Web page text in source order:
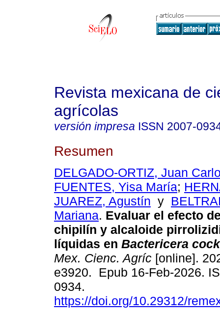
Revista mexicana de
agrícolas
versión impresa ISSN 2007-
Resumen
DELGADO-ORTIZ, Juan
FUENTES, Yisa María;
JUAREZ, Agustín y
Mariana. Evaluar el efecto
chipilín y alcaloide
líquidas en Bactericera
Mex. Cienc. Agríc [online].
e3920. Epub 16-Feb-2026.
0934.
https://doi.org/10.29312/